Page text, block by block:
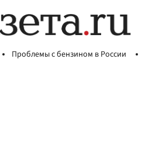
Проблемы с бензином в России